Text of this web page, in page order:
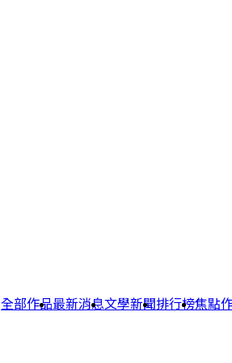
全部作品最新消息文學新聞排行榜焦點